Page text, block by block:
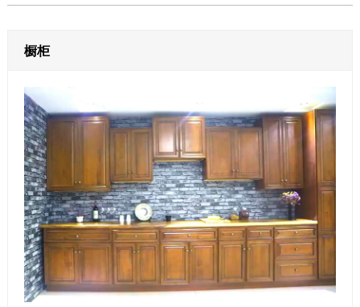
橱柜